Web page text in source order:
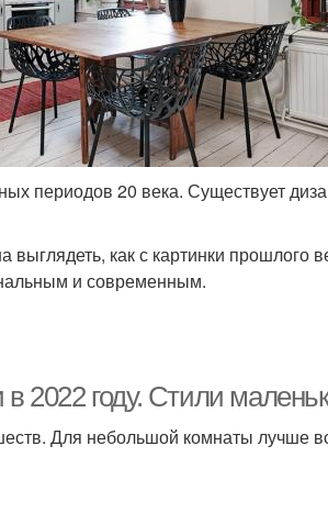
периодов 20 века. Существует
как с картинки прошлого
и современным.
2022 году. Стили
Для небольшой комнаты лучше